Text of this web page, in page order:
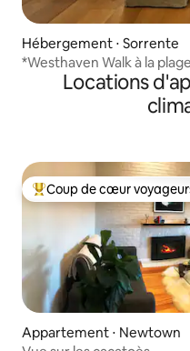
Hébergement ⋅ Sorrente
*Westhaven Walk à la
cheminéeLocations
Coups de cœur voyageurs
Coup de cœur
Appartement ⋅ Newtown